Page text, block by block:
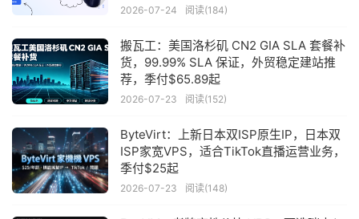
2026-07-24 阅读(184)
搬瓦工：美国洛杉矶 CN2 GIA SLA 套餐补
货，99.99% SLA 保证，外贸稳定建站推
荐，季付$65.89起
2026-07-23 阅读(152)
ByteVirt：上新日本双ISP原生IP，日本双
ISP家宽VPS，适合TikTok直播运营业务，
季付$25起
2026-07-23 阅读(148)